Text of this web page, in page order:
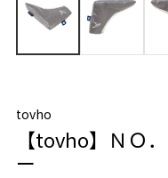
tovho
【tovho】ＮＯ
ー